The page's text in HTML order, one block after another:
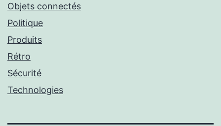
Objets connectés
Politique
Produits
Rétro
Sécurité
Technologies